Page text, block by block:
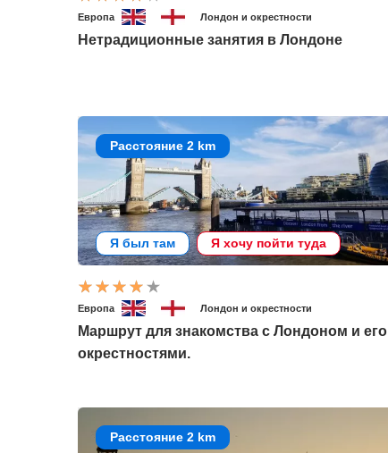
Европа Лондон и окрестности
Нетрадиционные занятия в Лондоне
Расстояние 2 km
Я был там Я хочу пойти туда
Европа Лондон и окрестности
Маршрут для знакомства с Лондоном и его
окрестностями.
Расстояние 2 km